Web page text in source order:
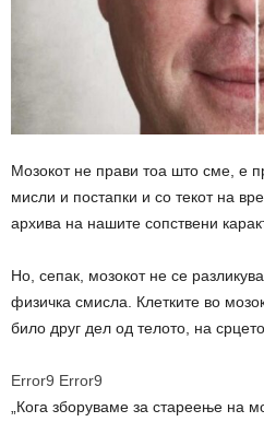
Мозокот не прави тоа што сме, е
мисли и постапки и со текот на
архива на нашите сопствени
Но, сепак, мозокот не се
физичка смисла. Клетките во
било друг дел од телото, на
Error9 Error9
„Кога зборуваме за стареење на